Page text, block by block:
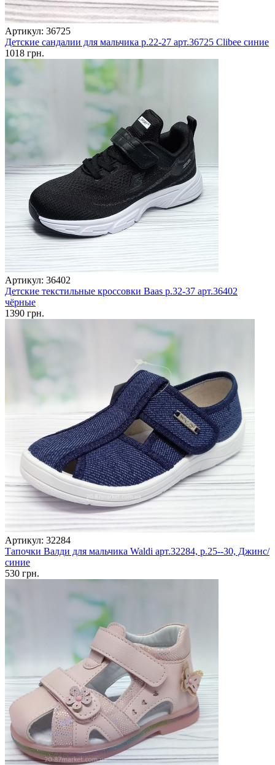
Артикул: 36725
Детские сандалии для мальчика р.22-27 арт.36725 Clibee синие
1018 грн.
Артикул: 36402
Детские текстильные кроссовки Baas р.32-37 арт.36402
чёрные
1390 грн.
Артикул: 32284
Тапочки Валди для мальчика Waldi арт.32284, р.25--30, Джинс/
синие
530 грн.